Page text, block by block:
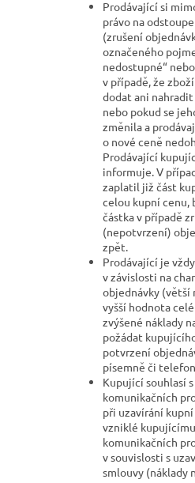
Prodávající si
právo na
(zrušení
označeného
nedostupné“
v případě, že
dodat ani
nebo pokud se
změnila a
o nové ceně
Prodávající
informuje. V
zaplatil již část
celou kupní cenu,
částka v případě
(nepotvrzení)
zpět.
Prodávající je
v závislosti na
objednávky (větší
vyšší hodnota
zvýšené náklady
požádat
potvrzení
písemně či
Kupující souhlasí
komunikačních
při uzavírání
vzniklé
komunikačních
v souvislosti s
smlouvy (náklady